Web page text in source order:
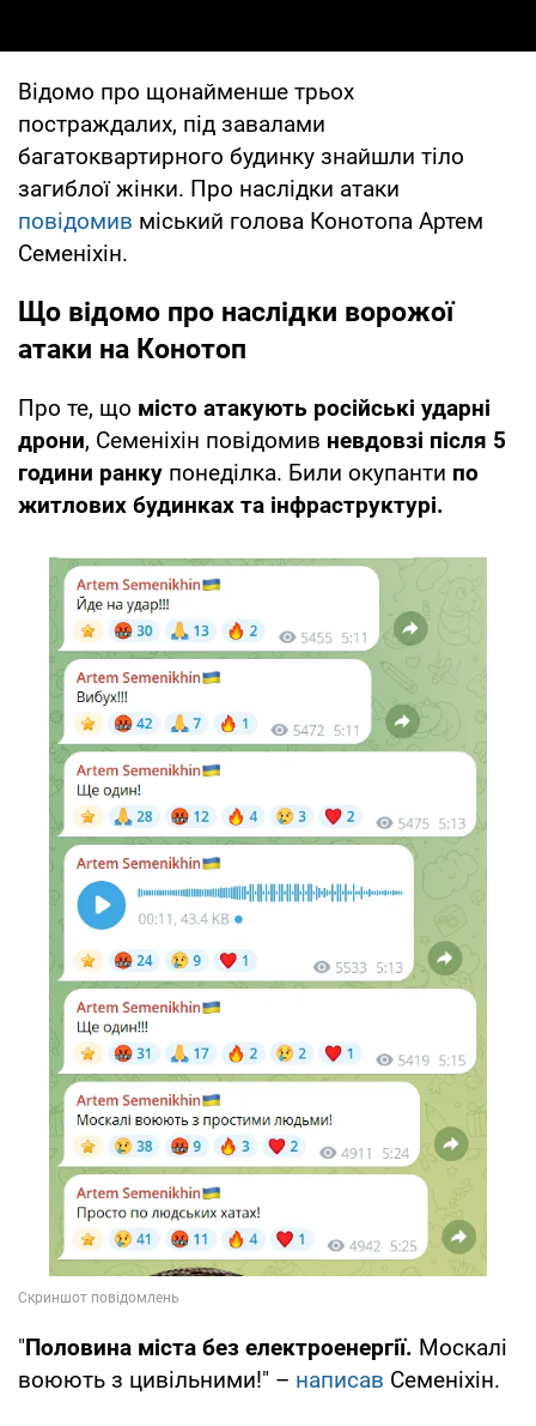
Відомо про щонайменше трьох
постраждалих, під завалами
багатоквартирного будинку знайшли тіло
загиблої жінки. Про наслідки атаки
повідомив міський голова Конотопа Артем
Семеніхін.
Що відомо про наслідки ворожої
атаки на Конотоп
Про те, що місто атакують російські ударні
дрони, Семеніхін повідомив невдовзі після 5
години ранку понеділка. Били окупанти по
житлових будинках та інфраструктурі.
"Половина міста без електроенергії. Москалі
воюють з цивільними!" – написав Семеніхін.